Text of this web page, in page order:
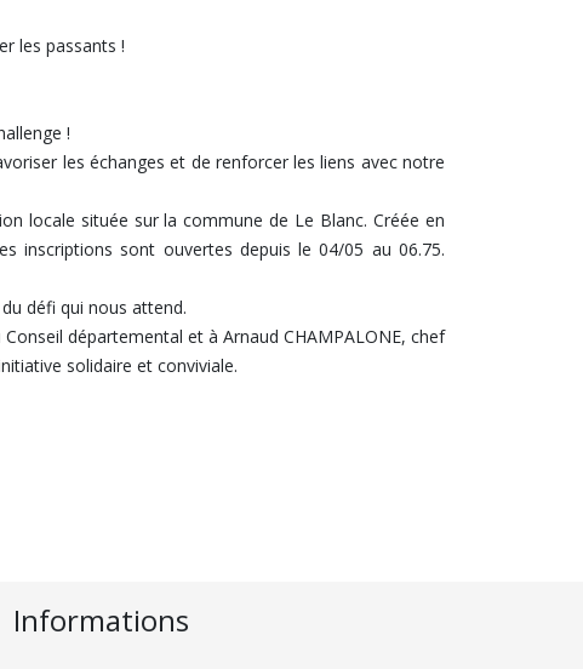
les passants !
!
les échanges et de renforcer les liens avec notre
locale située sur la commune de Le Blanc. Créée en
inscriptions sont ouvertes depuis le 04/05 au 06.75.
défi qui nous attend.
départemental et à Arnaud CHAMPALONE, chef
solidaire et conviviale.
Informations